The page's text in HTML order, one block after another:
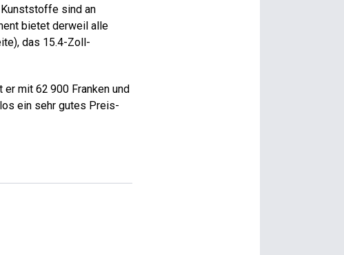
sind an
bietet derweil alle
das 15.4-Zoll-
mit 62 900 Franken und
ein sehr gutes Preis-